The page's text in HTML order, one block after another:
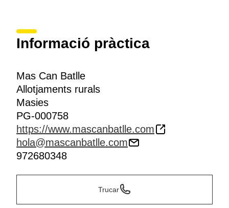
Informació pràctica
Mas Can Batlle
Allotjaments rurals
Masies
PG-000758
https://www.mascanbatlle.com
hola@mascanbatlle.com
972680348
Trucar